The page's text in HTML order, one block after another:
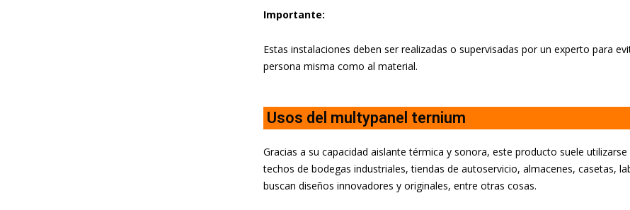
Importante:
Estas instalaciones deben ser realizadas o supervisadas por un experto para
persona misma como al material.
Usos del multypanel ternium
Gracias a su capacidad aislante térmica y sonora, este producto suele
techos de bodegas industriales, tiendas de autoservicio, almacenes, casetas,
buscan diseños innovadores y originales, entre otras cosas.